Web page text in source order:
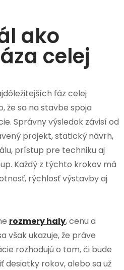
ako
celej
fáz celej
že sa na stavbe spoja
Správny výsledok závisí od
projekt, statický návrh,
prístup pre techniku aj
Každý z týchto krokov má
rýchlosť výstavby aj
rozmery haly, cenu a
však ukazuje, že práve
rozhodujú o tom, či bude
desiatky rokov, alebo sa už